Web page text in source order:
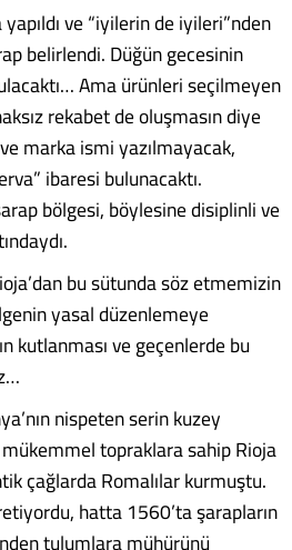
ve “iyilerin de iyileri”nden
belirlendi. Düğün gecesinin
Ama ürünleri seçilmeyen
rekabet de oluşmasın diye
marka ismi yazılmayacak,
ibaresi bulunacaktı.
bölgesi, böylesine disiplinli ve
bu sütunda söz etmemizin
yasal düzenlemeye
kutlanması ve geçenlerde bu
nispeten serin kuzey
mükemmel topraklara sahip Rioja
çağlarda Romalılar kurmuştu.
hatta 1560’ta şarapların